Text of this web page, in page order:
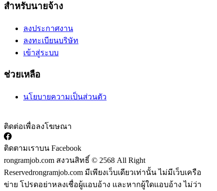
สำหรับนายจ้าง
ลงประกาศงาน
ลงทะเบียนบริษัท
เข้าสู่ระบบ
ช่วยเหลือ
นโยบายความเป็นส่วนตัว
ติดต่อเพื่อลงโฆษณา
ติดตามเราบน Facebook
rongramjob.com สงวนสิทธิ์ © 2568 All Right
Reservedrongramjob.com มีเพียงเว็บเดียวเท่านั้น ไม่มีเว็บเครือ
ข่าย โปรดอย่าหลงเชื่อผู้แอบอ้าง และหากผู้ใดแอบอ้าง ไม่ว่า